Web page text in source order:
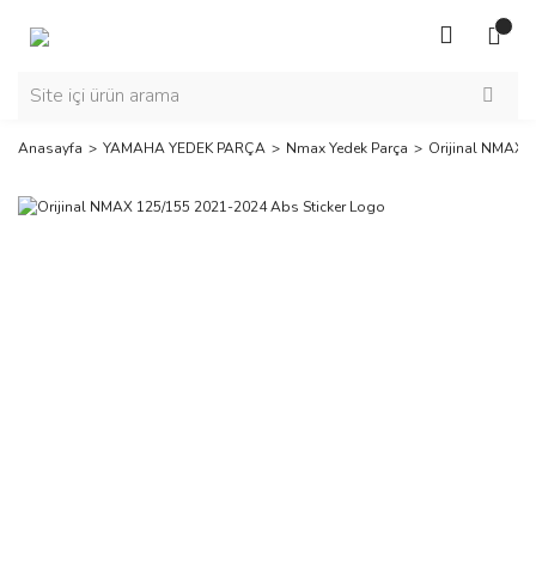
Anasayfa YAMAHA YEDEK PARÇA Nmax Yedek Parça Orijinal NMAX